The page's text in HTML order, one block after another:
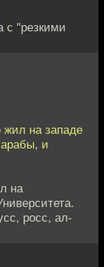
с "резкими
на западе
и
на
росс, ал-